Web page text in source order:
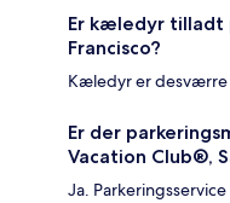
Er kæledyr tilladt
Francisco?
Kæledyr er desværre
Er der
Vacation Club®,
Ja.